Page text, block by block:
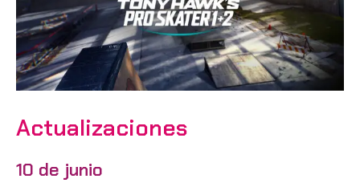
Actualizaciones
10 de junio